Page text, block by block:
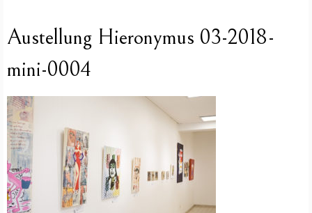
Austellung Hieronymus 03-2018-
mini-0004